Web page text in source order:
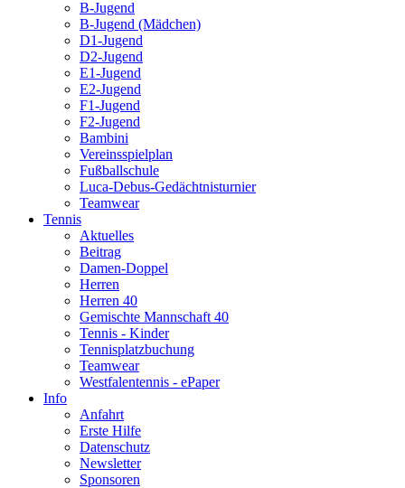
B-Jugend
B-Jugend (Mädchen)
D1-Jugend
D2-Jugend
E1-Jugend
E2-Jugend
F1-Jugend
F2-Jugend
Bambini
Vereinsspielplan
Fußballschule
Luca-Debus-Gedächtnisturnier
Teamwear
Tennis
Aktuelles
Beitrag
Damen-Doppel
Herren
Herren 40
Gemischte Mannschaft 40
Tennis - Kinder
Tennisplatzbuchung
Teamwear
Westfalentennis - ePaper
Info
Anfahrt
Erste Hilfe
Datenschutz
Newsletter
Sponsoren